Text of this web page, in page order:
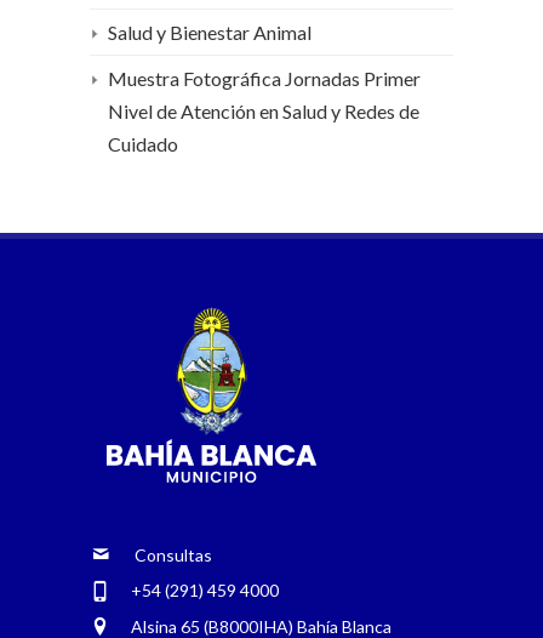
Salud y Bienestar Animal
Muestra Fotográfica Jornadas Primer
Nivel de Atención en Salud y Redes de
Cuidado
Consultas
+54 (291) 459 4000
Alsina 65 (B8000IHA) Bahía Blanca